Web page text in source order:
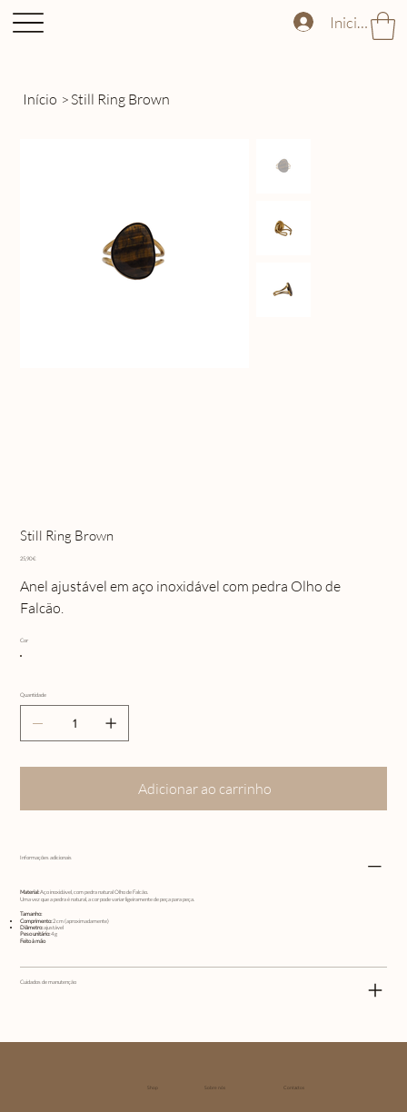
Iniciar
Início >Still Ring Brown
Still Ring Brown
Preço
25,90 €
Anel ajustável em aço inoxidável com pedra Olho de
Falcão.
Cor
Quantidade
Adicionar ao carrinho
Informações adicionais
Material:Aço inoxidável, com pedra natural Olho de Falcão.
Uma vez que a pedra é natural, a cor pode variar ligeiramente de peça para peça.
Tamanho:
Comprimento:2 cm (aproximadamente)
Diâmetro:ajustável
Peso unitário:4 g
Feito à mão
Cuidados de manutenção
Shop Sobre nós Contactos